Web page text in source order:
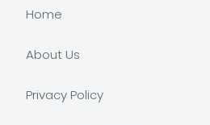
Home
About Us
Privacy Policy